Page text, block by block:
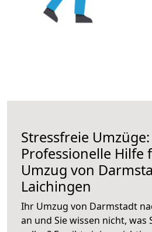
Stressfreie Umzüge:
Professionelle Hilfe
Umzug von
Laichingen
Ihr Umzug von Darmstadt
an und Sie wissen nicht, was